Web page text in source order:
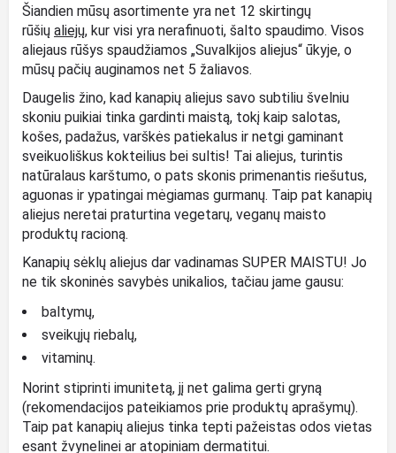
Šiandien mūsų asortimente yra net 12 skirtingų
rūšių aliejų, kur visi yra nerafinuoti, šalto spaudimo. Visos
aliejaus rūšys spaudžiamos „Suvalkijos aliejus“ ūkyje, o
mūsų pačių auginamos net 5 žaliavos.
Daugelis žino, kad kanapių aliejus savo subtiliu švelniu
skoniu puikiai tinka gardinti maistą, tokį kaip salotas,
košes, padažus, varškės patiekalus ir netgi gaminant
sveikuoliškus kokteilius bei sultis! Tai aliejus, turintis
natūralaus karštumo, o pats skonis primenantis riešutus,
aguonas ir ypatingai mėgiamas gurmanų. Taip pat kanapių
aliejus neretai praturtina vegetarų, veganų maisto
produktų racioną.
Kanapių sėklų aliejus dar vadinamas SUPER MAISTU! Jo
ne tik skoninės savybės unikalios, tačiau jame gausu:
baltymų,
sveikųjų riebalų,
vitaminų.
Norint stiprinti imunitetą, jį net galima gerti gryną
(rekomendacijos pateikiamos prie produktų aprašymų).
Taip pat kanapių aliejus tinka tepti pažeistas odos vietas
esant žvynelinei ar atopiniam dermatitui.